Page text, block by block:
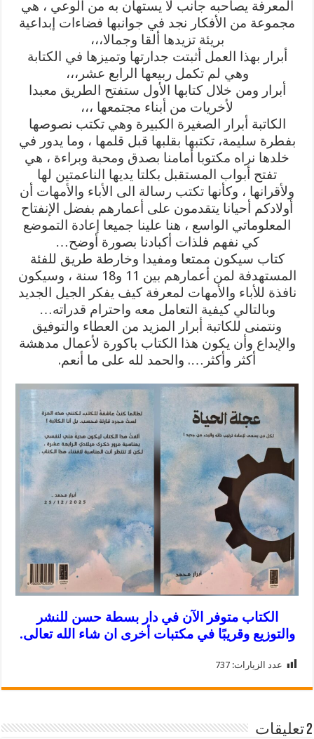
المعرفة يصاحبه جانب لا يستهان به من الوعي ، هي
مجموعة من الأفكار نجد في جوانبها فضاءات إبداعية
بريئة تزيدها ألقا وجمالا،،،
أبرار بهذا العمل أثبتت جدارتها وتميزها في الكتابة
وهي لم تكمل ربيعها الرابع عشر،،،
أبرار ومن خلال كتابها الأول ستفتح الطريق معبدا
لأخريات من أبناء مجتمعها ،،،
الكاتبة أبرار الصغيرة الكبيرة وهي تكتب نصوصها
بفطرة سليمة، تكتبها بقلبها قبل قلمها ، وما يدور في
خلدها نراه مكتوبا أمامنا بصدق ومحبة وبراءة ، هي
تفتح أبواب المستقبل بكلتا يديها الناعمتين لها
ولأقرانها ، وكأنها تكتب رسالة الى الأباء والأمهات أن
أولادكم أحيانا يتقدمون على أعمارهم بفضل الإنفتاح
المعلوماتي الواسع ، هنا علينا جميعا إعادة التموضع
كي نفهم فلذات أكبادنا بصورة أوضح…
كتاب سيكون ممتعا ومفيدا وخارطة طريق للفئة
المستهدفة لمن أعمارهم بين 11 و18 سنة ، وسيكون
نافذة للأباء والأمهات لمعرفة كيف يفكر الجيل الجديد
وبالتالي كيفية التعامل معه واحترام قدراته…
ونتمنى للكاتبة أبرار المزيد من العطاء والتوفيق
والإبداع وأن يكون هذا الكتاب باكورة لأعمال مدهشة
أكثر وأكثر…. والحمد لله على ما أنعم.
الكتاب متوفر الآن في دار بسطة حسن للنشر
والتوزيع وقريبًا في مكتبات أخرى ان شاء الله تعالى.
عدد الزيارات: 737
2 تعليقات